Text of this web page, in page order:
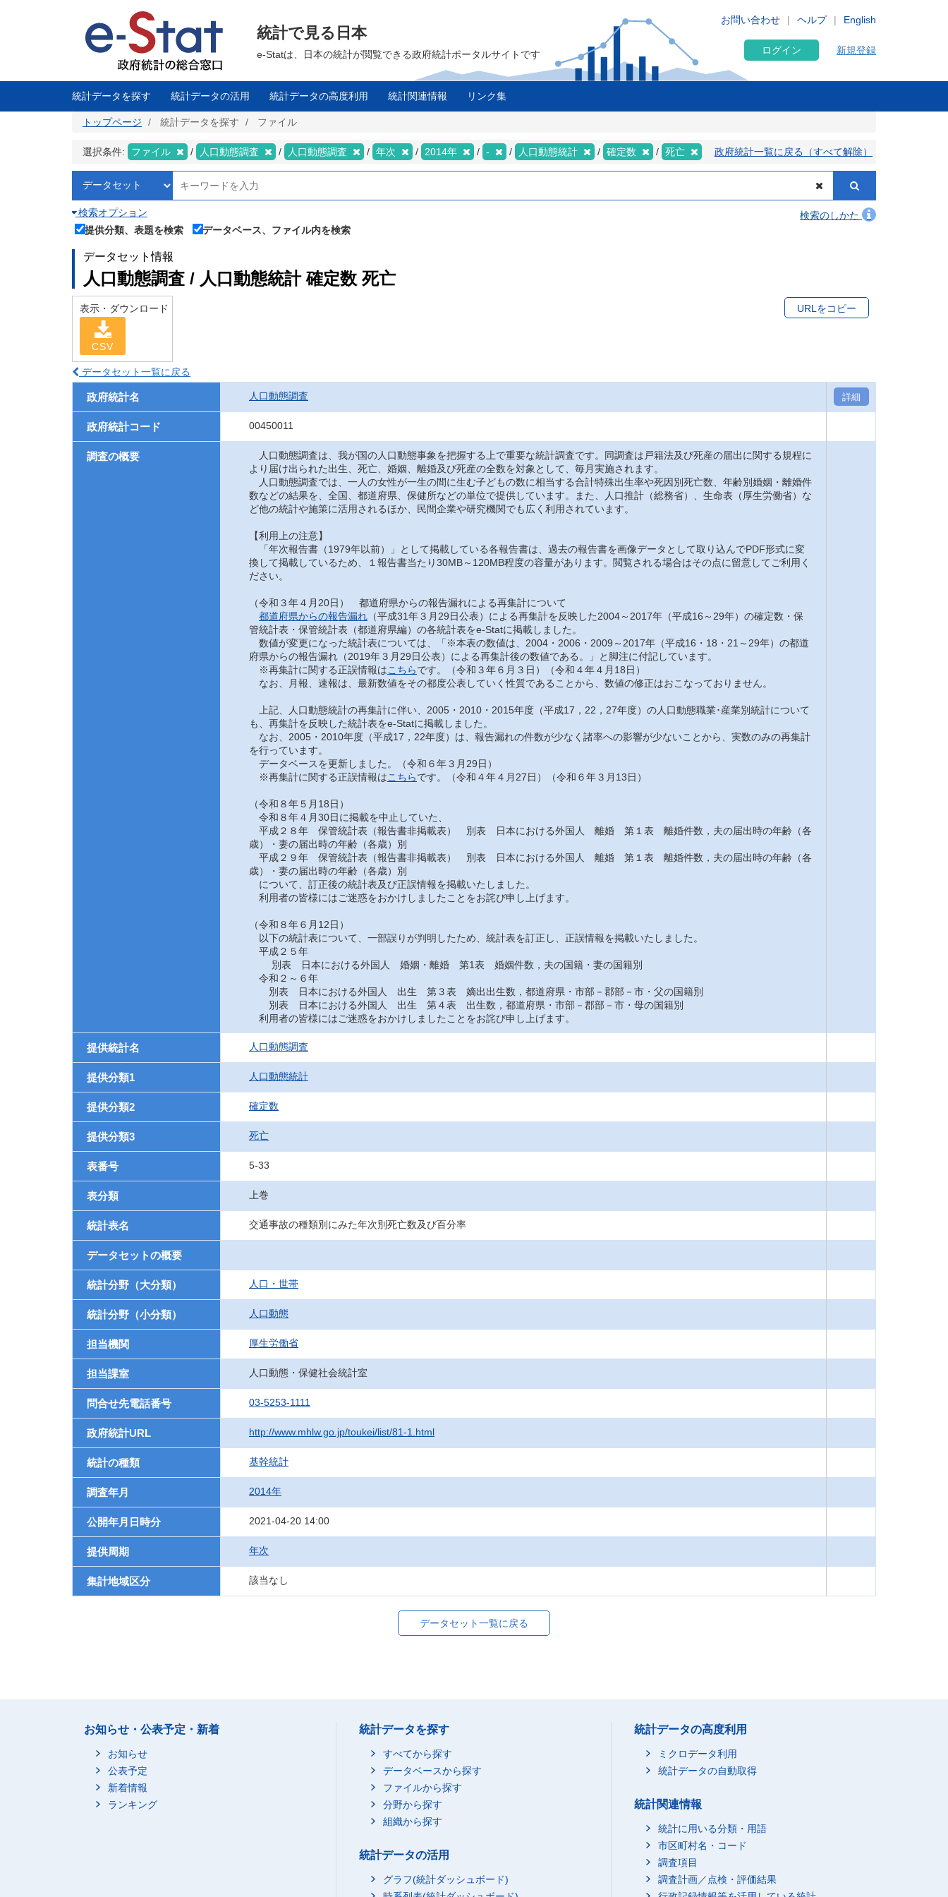
に
English
お問い合わせ ヘルプ
統計で見る日本
e-Statは、日本の統計が閲覧できる政府統計ポータルサイトです ログイン 新規登録
統計データを探す 統計データの活用 統計データの高度利用 統計関連情報 リンク集
トップページ 統計データを探す ファイル
選択条件: ファイル 人口動態調査 人口動態調査 年次 2014年 - 人口動態統計 確定数 死亡 政府統計一覧に戻る（すべて解除）
検索オプション
検索のしかた
提供分類、表題を検索
データベース、ファイル内を検索
データセット情報
人口動態調査 / 人口動態統計 確定数 死亡
表示・ダウンロード
CSV
URLをコピー
データセット一覧に戻る
政府統計名 人口動態調査 詳細
政府統計コード 00450011
調査の概要
人口動態調査は、我が国の人口動態事象を把握する上で重要な統計調査です。同調査は戸籍法及び死産の届出に関する規程に
より届け出られた出生、死亡、婚姻、離婚及び死産の全数を対象として、毎月実施されます。
人口動態調査では、一人の女性が一生の間に生む子どもの数に相当する合計特殊出生率や死因別死亡数、年齢別婚姻・離婚件
数などの結果を、全国、都道府県、保健所などの単位で提供しています。また、人口推計（総務省）、生命表（厚生労働省）な
ど他の統計や施策に活用されるほか、民間企業や研究機関でも広く利用されています。
【利用上の注意】
「年次報告書（1979年以前）」として掲載している各報告書は、過去の報告書を画像データとして取り込んでPDF形式に変
換して掲載しているため、１報告書当たり30MB～120MB程度の容量があります。閲覧される場合はその点に留意してご利用く
ださい。
（令和３年４月20日） 都道府県からの報告漏れによる再集計について
都道府県からの報告漏れ （平成31年３月29日公表）による再集計を反映した2004～2017年（平成16～29年）の確定数・保
管統計表・保管統計表（都道府県編）の各統計表をe-Statに掲載しました。
数値が変更になった統計表については、「※本表の数値は、2004・2006・2009～2017年（平成16・18・21～29年）の都道
府県からの報告漏れ（2019年３月29日公表）による再集計後の数値である。」と脚注に付記しています。
※再集計に関する正誤情報はこちらです。（令和３年６月３日）（令和４年４月18日）
なお、月報、速報は、最新数値をその都度公表していく性質であることから、数値の修正はおこなっておりません。
上記、人口動態統計の再集計に伴い、2005・2010・2015年度（平成17，22，27年度）の人口動態職業･産業別統計について
も、再集計を反映した統計表をe-Statに掲載しました。
なお、2005・2010年度（平成17，22年度）は、報告漏れの件数が少なく諸率への影響が少ないことから、実数のみの再集計
を行っています。
データベースを更新しました。（令和６年３月29日）
※再集計に関する正誤情報はこちらです。（令和４年４月27日）（令和６年３月13日）
（令和８年５月18日）
令和８年４月30日に掲載を中止していた、
平成２８年 保管統計表（報告書非掲載表） 別表 日本における外国人 離婚 第１表 離婚件数，夫の届出時の年齢（各
歳）・妻の届出時の年齢（各歳）別
平成２９年 保管統計表（報告書非掲載表） 別表 日本における外国人 離婚 第１表 離婚件数，夫の届出時の年齢（各
歳）・妻の届出時の年齢（各歳）別
について、訂正後の統計表及び正誤情報を掲載いたしました。
利用者の皆様にはご迷惑をおかけしましたことをお詫び申し上げます。
（令和８年６月12日）
以下の統計表について、一部誤りが判明したため、統計表を訂正し、正誤情報を掲載いたしました。
平成２５年
別表 日本における外国人 婚姻・離婚 第1表 婚姻件数，夫の国籍・妻の国籍別
令和２～６年
別表 日本における外国人 出生 第３表 嫡出出生数，都道府県・市部－郡部－市・父の国籍別
別表 日本における外国人 出生 第４表 出生数，都道府県・市部－郡部－市・母の国籍別
利用者の皆様にはご迷惑をおかけしましたことをお詫び申し上げます。
提供統計名 人口動態調査
提供分類1 人口動態統計
提供分類2 確定数
提供分類3 死亡
表番号 5-33
表分類 上巻
統計表名 交通事故の種類別にみた年次別死亡数及び百分率
データセットの概要
統計分野（大分類） 人口・世帯
統計分野（小分類） 人口動態
担当機関 厚生労働省
担当課室 人口動態・保健社会統計室
問合せ先電話番号 03-5253-1111
政府統計URL http://www.mhlw.go.jp/toukei/list/81-1.html
統計の種類 基幹統計
調査年月 2014年
公開年月日時分 2021-04-20 14:00
提供周期 年次
集計地域区分 該当なし
データセット一覧に戻る
お知らせ・公表予定・新着
お知らせ
公表予定
新着情報
ランキング
統計データを探す
すべてから探す
データベースから探す
ファイルから探す
分野から探す
組織から探す
統計データの活用
グラフ(統計ダッシュボード)
統計データの高度利用
ミクロデータ利用
統計データの自動取得
統計関連情報
統計に用いる分類・用語
市区町村名・コード
調査項目
調査計画／点検・評価結果